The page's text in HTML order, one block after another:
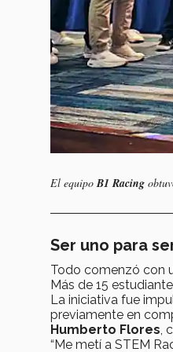
El equipoB1 Racing
Ser uno para
Todo comenzó con
Más de 15
La iniciativa fue
previamente en
Humberto Flores,
“Me metí a STEM